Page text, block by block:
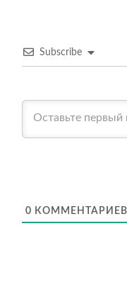
Subscribe
0 КОММЕНТАРИЕВ